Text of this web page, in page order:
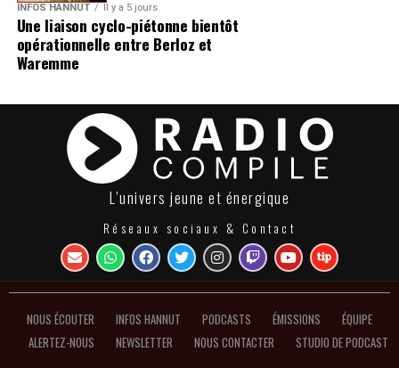
INFOS HANNUT Il y a 5 jours
Une liaison cyclo-piétonne bientôt
opérationnelle entre Berloz et
Waremme
L’univers jeune et énergique
Réseaux sociaux & Contact
NOUS ÉCOUTER INFOS HANNUT PODCASTS ÉMISSIONS
ÉQUIPE
ALERTEZ-NOUS
NEWSLETTER NOUS CONTACTER STUDIO DE PODCAST